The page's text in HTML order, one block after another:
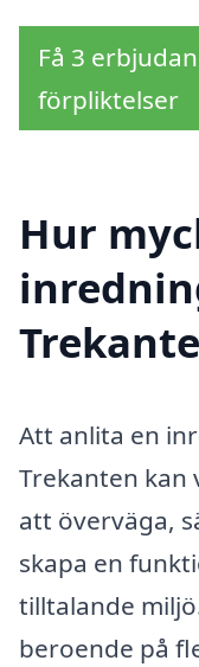
Få 3
förpliktelser
Hur
Att anlita en
Trekanten kan
att överväga,
skapa en
tilltalande
beroende på